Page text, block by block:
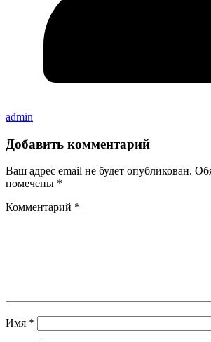
admin
Добавить комментарий
Ваш адрес email не будет опубликован.
помечены *
Комментарий *
Имя *